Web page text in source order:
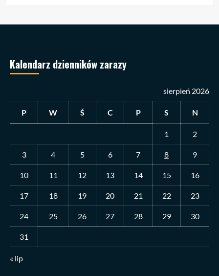
Kalendarz dzienników zarazy
sierpień 2026
P W Ś C P S N
1 2
3 4 5 6 7 8 9
10 11 12 13 14 15 16
17 18 19 20 21 22 23
24 25 26 27 28 29 30
31
« lip